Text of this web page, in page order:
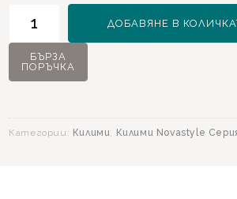
Килим
NovaStyle
ДОБАВЯНЕ В
БЪРЗА
ПОРЪЧКА
Категории: Килими Килими Novastyle